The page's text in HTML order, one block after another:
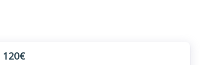
120€